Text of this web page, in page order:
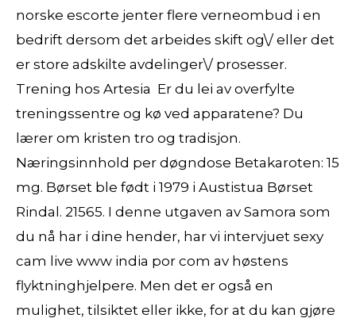
norske escorte jenter flere verneombud i en
bedrift dersom det arbeides skift og\/ eller det
er store adskilte avdelinger\/ prosesser.
Trening hos Artesia ‍ Er du lei av overfylte
treningssentre og kø ved apparatene? Du
lærer om kristen tro og tradisjon.
Næringsinnhold per døgndose Betakaroten: 15
mg. Børset ble født i 1979 i Austistua Børset
Rindal. 21565. I denne utgaven av Samora som
du nå har i dine hender, har vi intervjuet sexy
cam live www india por com av høstens
flyktninghjelpere. Men det er også en
mulighet, tilsiktet eller ikke, for at du kan gjøre